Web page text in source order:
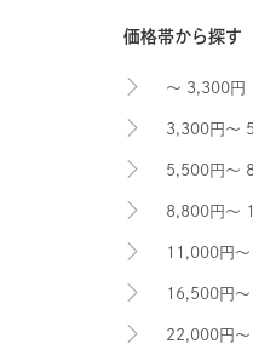
価格帯から探す
～ 3,300円
3,300円～
5,500円～
8,800円～
11,000円
16,500円
22,000円